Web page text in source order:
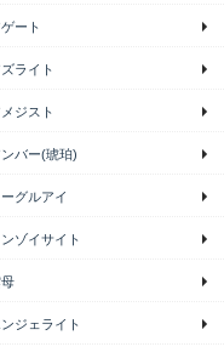
ート
ライト
ジスト
ンバー(琥珀)
グルアイ
ゾイサイト
ジェライト